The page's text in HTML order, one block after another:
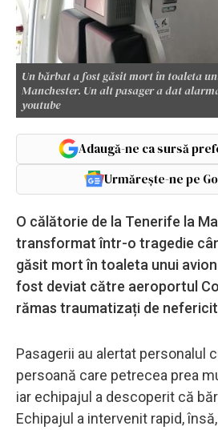
Un bărbat a fost găsit mort în toaleta
Manchester. Un alt pasager a dat
youtube
Adaugă-ne ca sursă
Urmărește-ne pe
O călătorie de la Tenerife la
transformat într-o tragedie
găsit mort în toaleta unui
fost deviat către aeroportul
rămas traumatizați de
Pasagerii au alertat personalul
persoană care petrecea prea
iar echipajul a descoperit că
Echipajul a intervenit rapid,